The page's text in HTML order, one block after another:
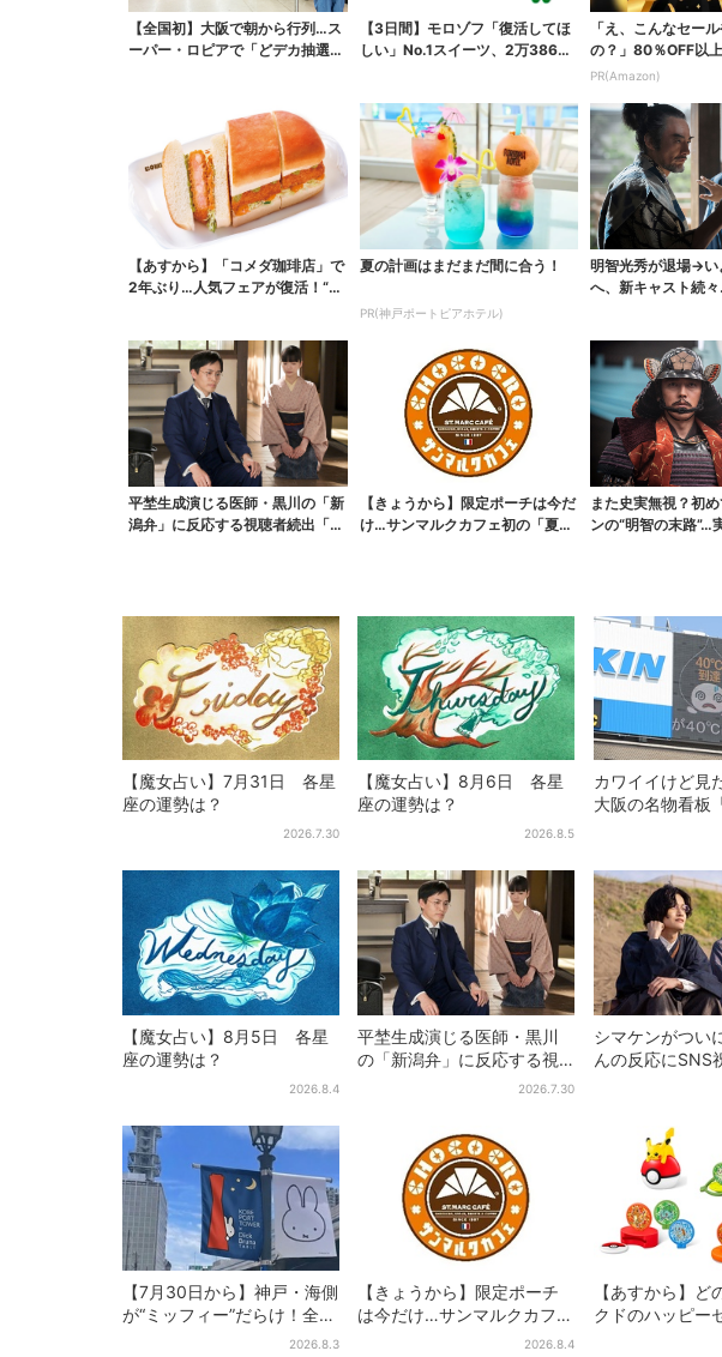
【全国初】大阪で朝から行列…ス
ーパー・ロピアで「どデカ抽選
【3日間】モロゾフ「復活してほ
しい」No.1スイーツ、2万3865
「え、こんなセー
の？」80％OFF以
場！Amazonの本気
PR(Amazon)
【あすから】「コメダ珈琲店」で
2年ぶり…人気フェアが復活！“ハ
夏の計画はまだまだ間に合う！
PR(神戸ポートピアホテル)
明智光秀が退場→い
へ、新キャスト続
平埜生成演じる医師・黒川の「新
潟弁」に反応する視聴者続出「グ
【きょうから】限定ポーチは今だ
け…サンマルクカフェ初の「夏福
また史実無視？初
ンの“明智の末路”…
【魔女占い】7月31日 各星
座の運勢は？
2026.7.30
【魔女占い】8月6日 各星
座の運勢は？
2026.8.5
カワイイけど見
大阪の名物看板
んくん」に異
【魔女占い】8月5日 各星
座の運勢は？
2026.8.4
平埜生成演じる医師・黒川
の「新潟弁」に反応する視
聴者続出「グッときた」2026.7.30
シマケンがつい
んの反応にSNS
がに伝わったよ
【7月30日から】神戸・海側
が“ミッフィー”だらけ！全16
施設でパン、スイーツ、ナ
2026.8.3
【きょうから】限定ポーチ
は今だけ…サンマルクカフェ
初の「夏福袋」、実質無料
2026.8.4
【あすから】ど
クドのハッピー
ケモンおもちゃ